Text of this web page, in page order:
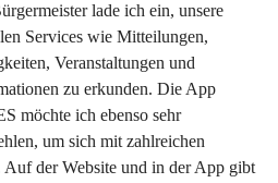
lade ich ein, unsere
Services wie Mitteilungen,
Veranstaltungen und
zu erkunden. Die App
möchte ich ebenso sehr
um sich mit zahlreichen
der Website und in der App gibt